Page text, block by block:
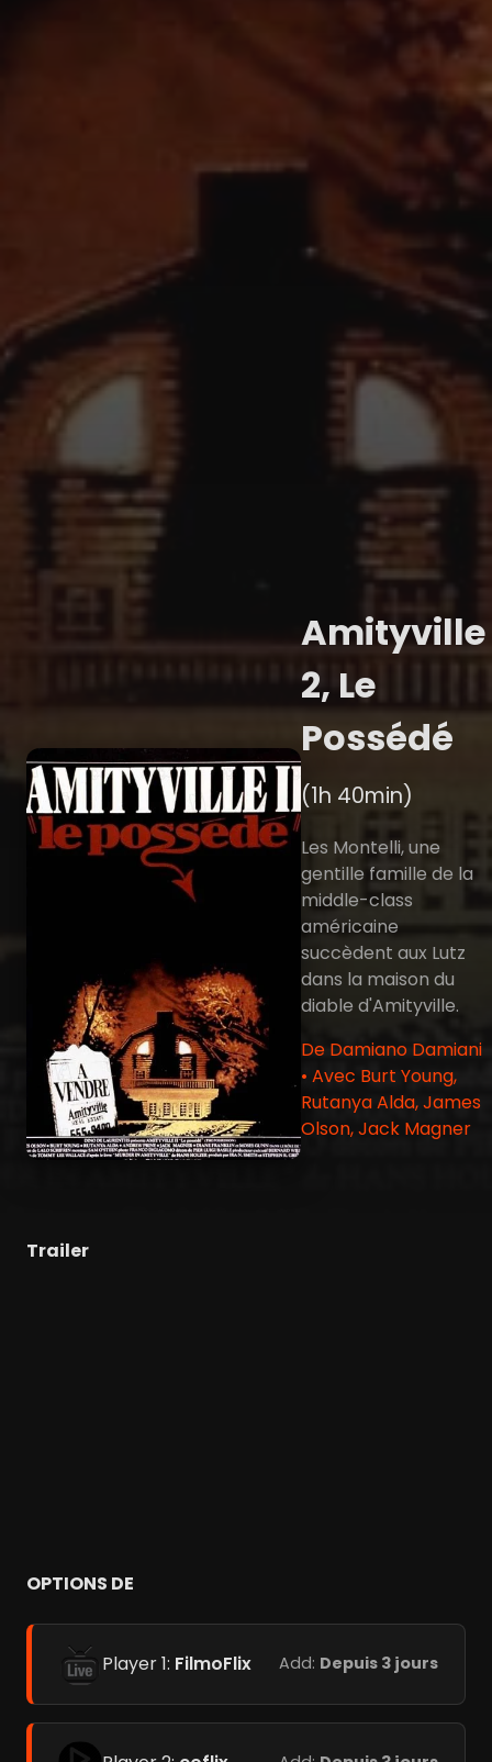
Amityville
2, Le
Possédé
(1h 40min)
Les Montelli, une
gentille famille de la
middle-class
américaine
succèdent aux Lutz
dans la maison du
diable d'Amityville.
De Damiano Damiani
• Avec Burt Young,
Rutanya Alda, James
Olson, Jack Magner
Trailer
OPTIONS DE
Player 1: FilmoFlix Add: Depuis 3 jours